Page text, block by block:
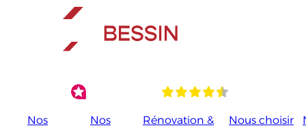
Nos
Nos
Rénovation &
Nous choisir